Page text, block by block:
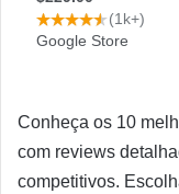
Conheça os 10
com reviews
competitivos.